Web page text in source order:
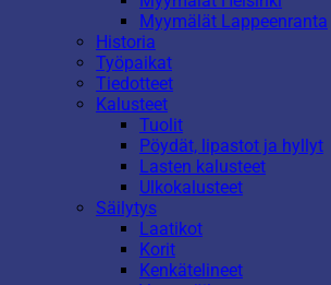
Myymälät Lappeenranta
Historia
Työpaikat
Tiedotteet
Kalusteet
Tuolit
Pöydät, lipastot ja hyllyt
Lasten kalusteet
Ulkokalusteet
Säilytys
Laatikot
Korit
Kenkätelineet